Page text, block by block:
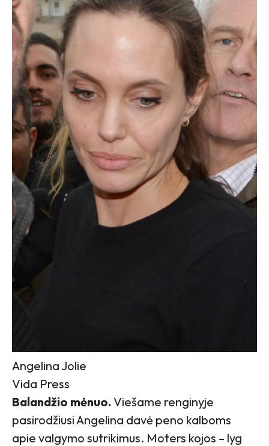
Angelina Jolie
Vida Press
Balandžio mėnuo. Viešame renginyje
pasirodžiusi Angelina davė peno kalboms
apie valgymo sutrikimus. Moters kojos – lyg